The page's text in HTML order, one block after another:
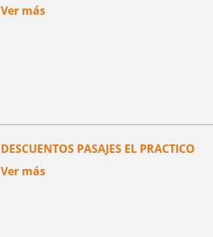
Ver más
DESCUENTOS PASAJES EL PRACTICO
Ver más